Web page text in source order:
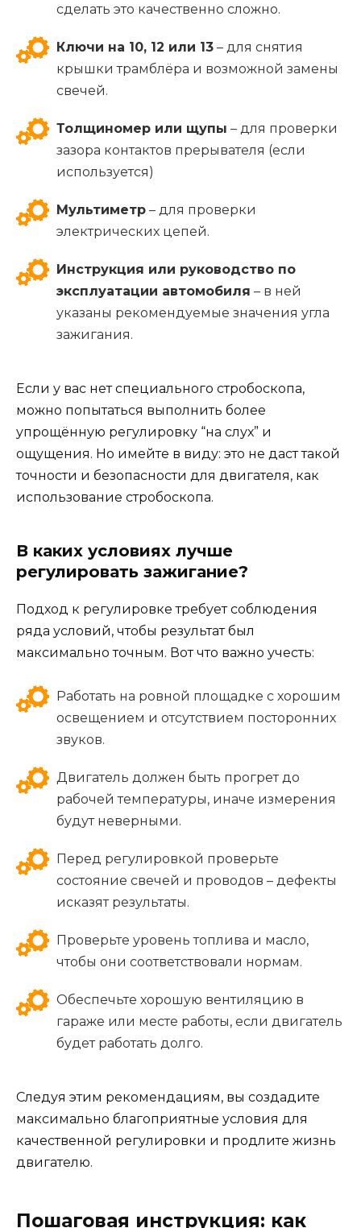
сделать это качественно сложно.
Ключи на 10, 12 или 13 – для снятия
крышки трамблёра и возможной замены
свечей.
Толщиномер или щупы – для проверки
зазора контактов прерывателя (если
используется)
Мультиметр – для проверки
электрических цепей.
Инструкция или руководство по
эксплуатации автомобиля – в ней
указаны рекомендуемые значения угла
зажигания.
Если у вас нет специального стробоскопа,
можно попытаться выполнить более
упрощённую регулировку “на слух” и
ощущения. Но имейте в виду: это не даст такой
точности и безопасности для двигателя, как
использование стробоскопа.
В каких условиях лучше
регулировать зажигание?
Подход к регулировке требует соблюдения
ряда условий, чтобы результат был
максимально точным. Вот что важно учесть:
Работать на ровной площадке с хорошим
освещением и отсутствием посторонних
звуков.
Двигатель должен быть прогрет до
рабочей температуры, иначе измерения
будут неверными.
Перед регулировкой проверьте
состояние свечей и проводов – дефекты
исказят результаты.
Проверьте уровень топлива и масло,
чтобы они соответствовали нормам.
Обеспечьте хорошую вентиляцию в
гараже или месте работы, если двигатель
будет работать долго.
Следуя этим рекомендациям, вы создадите
максимально благоприятные условия для
качественной регулировки и продлите жизнь
двигателю.
Пошаговая инструкция: как